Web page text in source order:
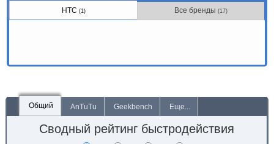
HTC (1) Все бренды(17)
Общий AnTuTu Geekbench Еще...
Сводный рейтинг быстродействия